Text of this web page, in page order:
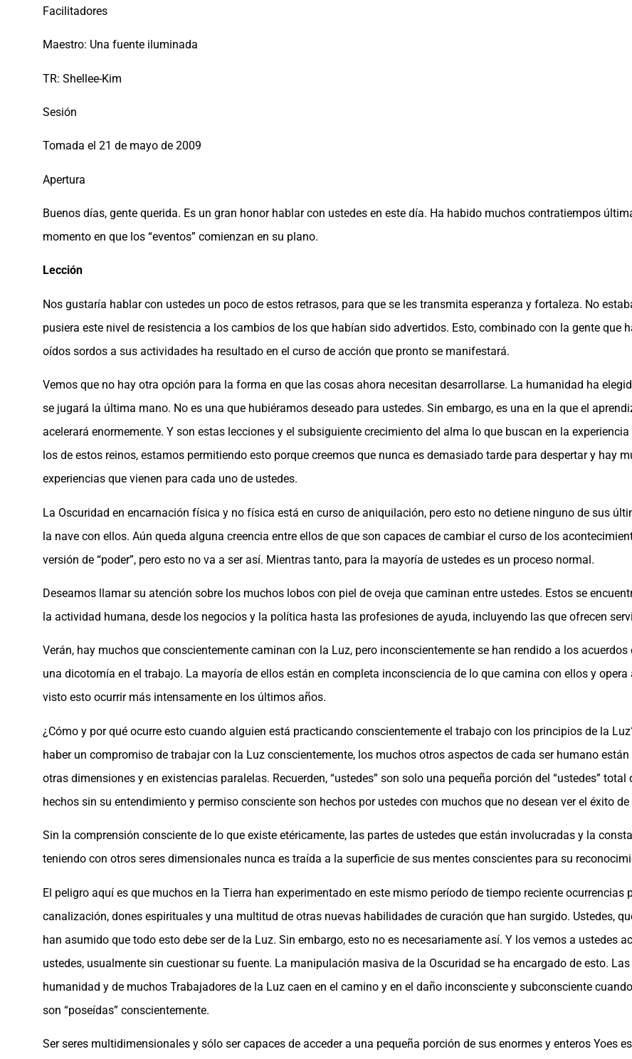
Facilitadores
Maestro: Una fuente iluminada
TR: Shellee-Kim
Sesión
Tomada el 21 de mayo de 2009
Apertura
Buenos días, gente querida. Es un gran honor hablar con ustedes en este día. Ha habido muchos contratiempos
momento en que los “eventos” comienzan en su plano.
Lección
Nos gustaría hablar con ustedes un poco de estos retrasos, para que se les transmita esperanza y fortaleza. No
pusiera este nivel de resistencia a los cambios de los que habían sido advertidos. Esto, combinado con la gente que
oídos sordos a sus actividades ha resultado en el curso de acción que pronto se manifestará.
Vemos que no hay otra opción para la forma en que las cosas ahora necesitan desarrollarse. La humanidad ha
se jugará la última mano. No es una que hubiéramos deseado para ustedes. Sin embargo, es una en la que el
acelerará enormemente. Y son estas lecciones y el subsiguiente crecimiento del alma lo que buscan en la
los de estos reinos, estamos permitiendo esto porque creemos que nunca es demasiado tarde para despertar y hay
experiencias que vienen para cada uno de ustedes.
La Oscuridad en encarnación física y no física está en curso de aniquilación, pero esto no detiene ninguno de sus
la nave con ellos. Aún queda alguna creencia entre ellos de que son capaces de cambiar el curso de los
versión de “poder”, pero esto no va a ser así. Mientras tanto, para la mayoría de ustedes es un proceso normal.
Deseamos llamar su atención sobre los muchos lobos con piel de oveja que caminan entre ustedes. Estos se
la actividad humana, desde los negocios y la política hasta las profesiones de ayuda, incluyendo las que ofrecen
Verán, hay muchos que conscientemente caminan con la Luz, pero inconscientemente se han rendido a los
una dicotomía en el trabajo. La mayoría de ellos están en completa inconsciencia de lo que camina con ellos y opera
visto esto ocurrir más intensamente en los últimos años.
¿Cómo y por qué ocurre esto cuando alguien está practicando conscientemente el trabajo con los principios de la
haber un compromiso de trabajar con la Luz conscientemente, los muchos otros aspectos de cada ser humano están
otras dimensiones y en existencias paralelas. Recuerden, “ustedes” son solo una pequeña porción del “ustedes” total
hechos sin su entendimiento y permiso consciente son hechos por ustedes con muchos que no desean ver el éxito
Sin la comprensión consciente de lo que existe etéricamente, las partes de ustedes que están involucradas y la
teniendo con otros seres dimensionales nunca es traída a la superficie de sus mentes conscientes para su
El peligro aquí es que muchos en la Tierra han experimentado en este mismo período de tiempo reciente ocurrencias
canalización, dones espirituales y una multitud de otras nuevas habilidades de curación que han surgido. Ustedes,
han asumido que todo esto debe ser de la Luz. Sin embargo, esto no es necesariamente así. Y los vemos a ustedes
ustedes, usualmente sin cuestionar su fuente. La manipulación masiva de la Oscuridad se ha encargado de esto.
humanidad y de muchos Trabajadores de la Luz caen en el camino y en el daño inconsciente y subconsciente
son “poseídas” conscientemente.
Ser seres multidimensionales y sólo ser capaces de acceder a una pequeña porción de sus enormes y enteros Yoes